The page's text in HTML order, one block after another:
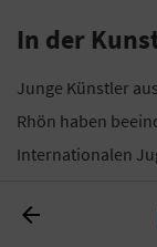
In der
Junge Künstler
Rhön haben
Internationalen
eingereicht. Aus
